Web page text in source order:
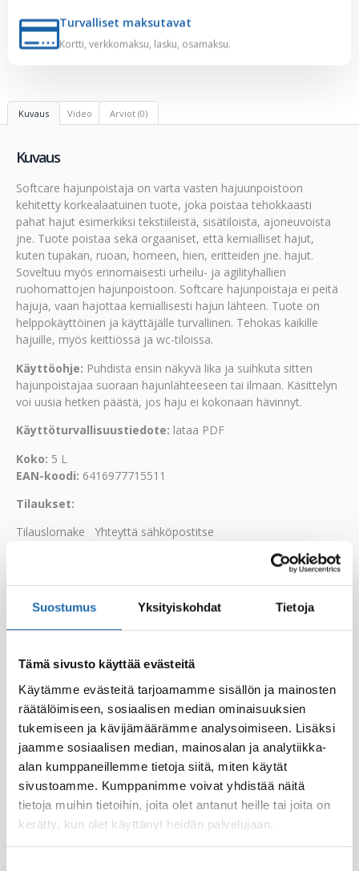
Suostumus Yksityiskohdat Tietoja
Tämä sivusto käyttää evästeitä
Käytämme evästeitä tarjoamamme sisällön ja mainosten
räätälöimiseen, sosiaalisen median ominaisuuksien
tukemiseen ja kävijämäärämme analysoimiseen. Lisäksi
jaamme sosiaalisen median, mainosalan ja analytiikka-
alan kumppaneillemme tietoja siitä, miten käytät
sivustoamme. Kumppanimme voivat yhdistää näitä
tietoja muihin tietoihin, joita olet antanut heille tai joita on
kerätty, kun olet käyttänyt heidän palvelujaan.
Turvalliset maksutavat
Kortti, verkkomaksu, lasku, osamaksu.
Kuvaus Video Arviot (0)
Kuvaus
Softcare hajunpoistaja on varta vasten hajuunpoistoon
kehitetty korkealaatuinen tuote, joka poistaa tehokkaasti
pahat hajut esimerkiksi tekstiileistä, sisätiloista, ajoneuvoista
jne. Tuote poistaa sekä orgaaniset, että kemialliset hajut,
kuten tupakan, ruoan, homeen, hien, eritteiden jne. hajut.
Soveltuu myös erinomaisesti urheilu- ja agilityhallien
ruohomattojen hajunpoistoon. Softcare hajunpoistaja ei peitä
hajuja, vaan hajottaa kemiallisesti hajun lähteen. Tuote on
helppokäyttöinen ja käyttäjälle turvallinen. Tehokas kaikille
hajuille, myös keittiössä ja wc-tiloissa.
Käyttöohje: Puhdista ensin näkyvä lika ja suihkuta sitten
hajunpoistajaa suoraan hajunlähteeseen tai ilmaan. Käsittelyn
voi uusia hetken päästä, jos haju ei kokonaan hävinnyt.
Käyttöturvallisuustiedote: lataa PDF
Koko: 5 L
EAN-koodi: 6416977715511
Tilaukset:
Tilauslomake
Yhteyttä sähköpostitse
Eläintiladesi 500 ml
8.00€
Softcare Palju,
poreamme ja uima-
allasdesi 1000 ml